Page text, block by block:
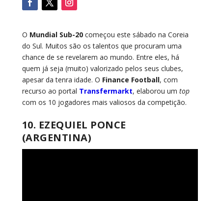
O Mundial Sub-20começou este sábado na Coreia
do Sul. Muitos são os talentos que procuram uma
chance de se revelarem ao mundo. Entre eles, há
quem já seja (muito) valorizado pelos seus clubes,
apesar da tenra idade. O Finance Football, com
recurso ao portal Transfermarkt, elaborou um top
com os 10 jogadores mais valiosos da competição.
10. EZEQUIEL PONCE
(ARGENTINA)